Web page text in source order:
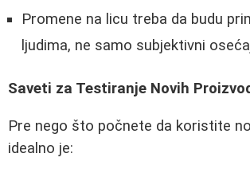
Promene na licu treba da budu
ljudima, ne samo subjektivni
Saveti za Testiranje Novih
Pre nego što počnete da koristite
idealno je: